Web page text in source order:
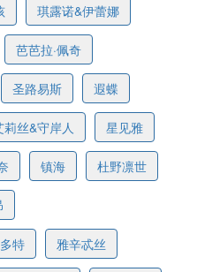
琪露诺&伊蕾娜
芭芭拉·佩奇
圣路易斯 遐蝶
莉丝&守岸人 星见雅
镇海 杜野凛世
特 雅辛忒丝